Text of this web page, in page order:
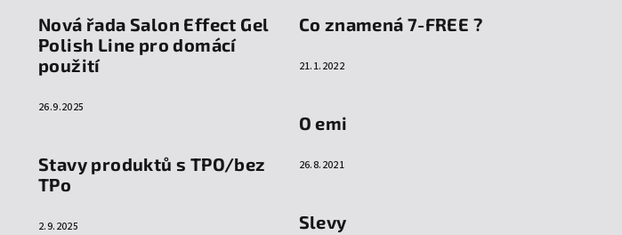
Nová řada Salon Effect Gel
Polish Line pro domácí
použití
26.9.2025
Stavy produktů s TPO/bez
TPo
2.9.2025
Co znamená 7-FREE ?
21.1.2022
O emi
26.8.2021
Slevy